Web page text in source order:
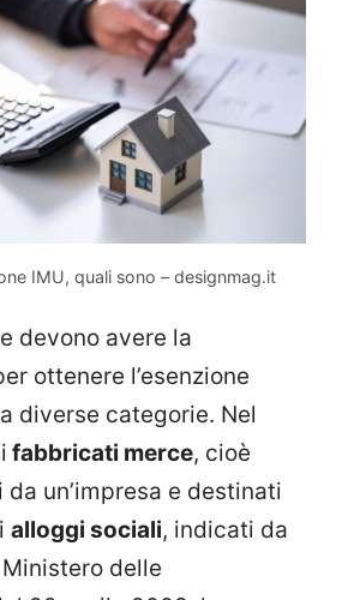
IMU, quali sono – designmag.it
devono avere la
ottenere l’esenzione
diverse categorie. Nel
fabbricati merce, cioè
un’impresa e destinati
alloggi sociali, indicati da
delle